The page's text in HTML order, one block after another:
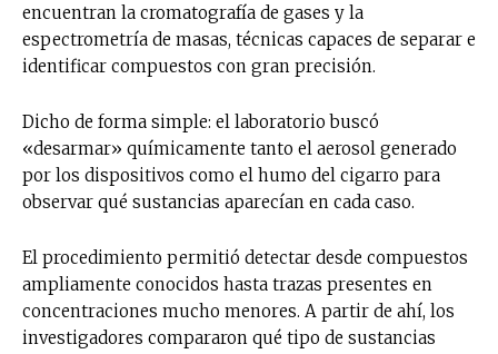
encuentran la cromatografía de gases y la
espectrometría de masas, técnicas capaces de separar e
identificar compuestos con gran precisión.
Dicho de forma simple: el laboratorio buscó
«desarmar» químicamente tanto el aerosol generado
por los dispositivos como el humo del cigarro para
observar qué sustancias aparecían en cada caso.
El procedimiento permitió detectar desde compuestos
ampliamente conocidos hasta trazas presentes en
concentraciones mucho menores. A partir de ahí, los
investigadores compararon qué tipo de sustancias